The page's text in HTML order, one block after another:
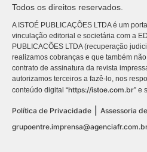
Todos os direitos reservados.
A ISTOÉ PUBLICAÇÕES LTDA é um
vinculação editorial e societária com a
PUBLICACÕES LTDA (recuperação
realizamos cobranças e que também
contrato de assinatura da revista
autorizamos terceiros a fazê-lo, nos
conteúdo digital “https://istoe.com.br” e
Política de Privacidade
Assessoria